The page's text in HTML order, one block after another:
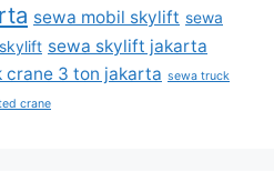
sewa mobil skylift sewa
sewa skylift jakarta
crane 3 ton jakarta sewa truck
crane